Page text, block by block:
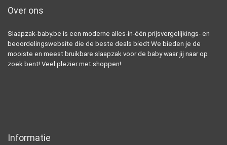
Over ons
Slaapzak-baby.be is een moderne alles-in-één prijsvergelijkings- en
beoordelingswebsite die de beste deals biedt We bieden je de
mooiste en meest bruikbare slaapzak voor de baby waar jij naar op
zoek bent! Veel plezier met shoppen!
Informatie